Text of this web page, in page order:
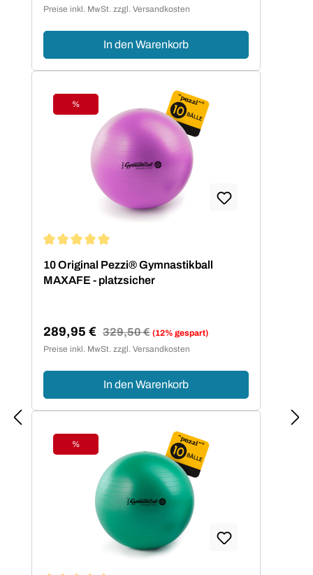
Preise inkl. MwSt. zzgl. Versandkosten
In den Warenkorb
Rabatt
%
10 Original Pezzi® Gymnastikball
MAXAFE - platzsicher
Verkaufspreis:
289,95 € Regulärer Preis:
329,50 € (12% gespart)
Preise inkl. MwSt. zzgl. Versandkosten
In den Warenkorb
Rabatt
%